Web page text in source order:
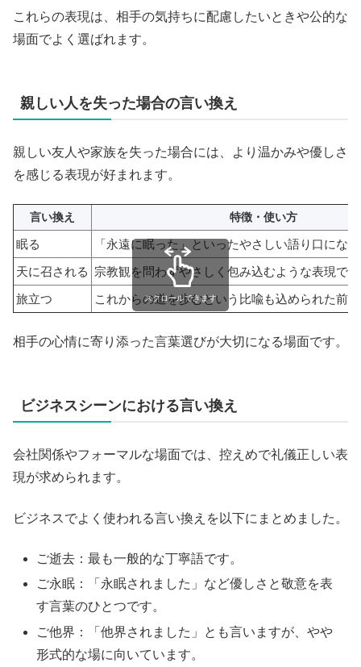
これらの表現は、相手の気持ちに配慮したいときや公的な
場面でよく選ばれます。
親しい人を失った場合の言い換え
親しい友人や家族を失った場合には、より温かみや優しさ
を感じる表現が好まれます。
言い換え 特徴・使い方
眠る
「永遠に眠った」といったやさしい語り口にな
天に召される 宗教観を問わずやさしく包み込むような表現です
旅立つ
これからの道を歩むという比喩も込められた前
スクロールできます
相手の心情に寄り添った言葉選びが大切になる場面です。
ビジネスシーンにおける言い換え
会社関係やフォーマルな場面では、控えめで礼儀正しい表
現が求められます。
ビジネスでよく使われる言い換えを以下にまとめました。
ご逝去：最も一般的な丁寧語です。
ご永眠：「永眠されました」など優しさと敬意を表
す言葉のひとつです。
ご他界：「他界されました」とも言いますが、やや
形式的な場に向いています。